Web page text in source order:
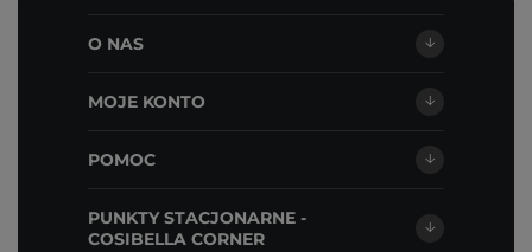
O NAS
MOJE KONTO
POMOC
PUNKTY STACJONARNE -
COSIBELLA CORNER